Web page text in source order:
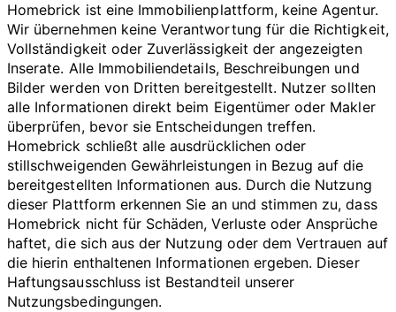
Homebrick ist eine Immobilienplattform, keine Agentur.
Wir übernehmen keine Verantwortung für die Richtigkeit,
Vollständigkeit oder Zuverlässigkeit der angezeigten
Inserate. Alle Immobiliendetails, Beschreibungen und
Bilder werden von Dritten bereitgestellt. Nutzer sollten
alle Informationen direkt beim Eigentümer oder Makler
überprüfen, bevor sie Entscheidungen treffen.
Homebrick schließt alle ausdrücklichen oder
stillschweigenden Gewährleistungen in Bezug auf die
bereitgestellten Informationen aus. Durch die Nutzung
dieser Plattform erkennen Sie an und stimmen zu, dass
Homebrick nicht für Schäden, Verluste oder Ansprüche
haftet, die sich aus der Nutzung oder dem Vertrauen auf
die hierin enthaltenen Informationen ergeben. Dieser
Haftungsausschluss ist Bestandteil unserer
Nutzungsbedingungen.